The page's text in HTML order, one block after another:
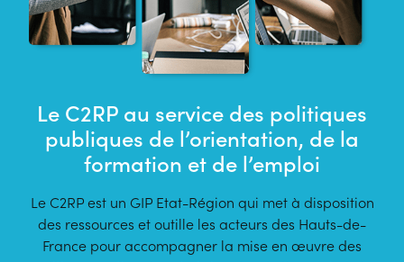
Le C2RP au service des politiques
publiques de l’orientation, de la
formation et de l’emploi
Le C2RP est un GIP Etat-Région qui met à disposition
des ressources et outille les acteurs des Hauts-de-
France pour accompagner la mise en œuvre des